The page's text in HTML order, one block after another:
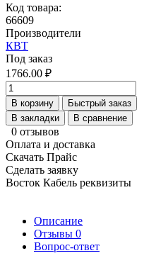
Код товара:
66609
Производители
КВТ
Под заказ
1766.00 ₽
В корзину
Быстрый заказ
В закладки
В сравнение
0 отзывов
Оплата и доставка
Скачать Прайс
Сделать заявку
Восток Кабель реквизиты
Описание
Отзывы 0
Вопрос-ответ